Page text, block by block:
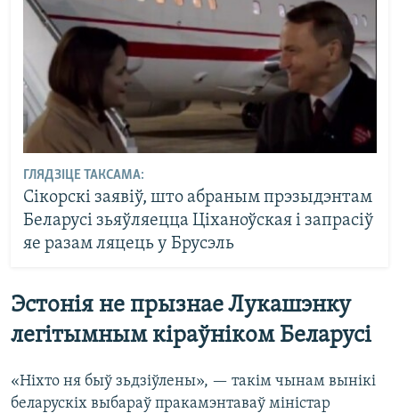
ГЛЯДЗІЦЕ ТАКСАМА:
Сікорскі заявіў, што абраным прэзыдэнтам
Беларусі зьяўляецца Ціханоўская і запрасіў
яе разам ляцець у Брусэль
Эстонія не прызнае Лукашэнку
легітымным кіраўніком Беларусі
«Ніхто ня быў зьдзіўлены», — такім чынам вынікі
беларускіх выбараў пракамэнтаваў міністар